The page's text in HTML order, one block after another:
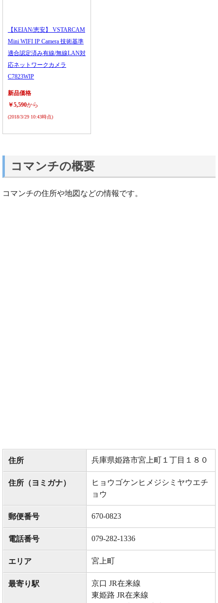
【KEIAN/恵安】 VSTARCAM
Mini WIFI IP Camera 技術基準
適合認定済み有線/無線LAN対
応ネットワークカメラ
C7823WIP
新品価格
￥5,590から
(2018/3/29 10:43時点)
コマンチの概要
コマンチの住所や地図などの情報です。
住所 兵庫県姫路市宮上町１丁目１８０
住所（ヨミガナ）
ヒョウゴケンヒメジシミヤウエチ
ョウ
郵便番号 670-0823
電話番号 079-282-1336
エリア 宮上町
最寄り駅
京口 JR在来線
東姫路 JR在来線